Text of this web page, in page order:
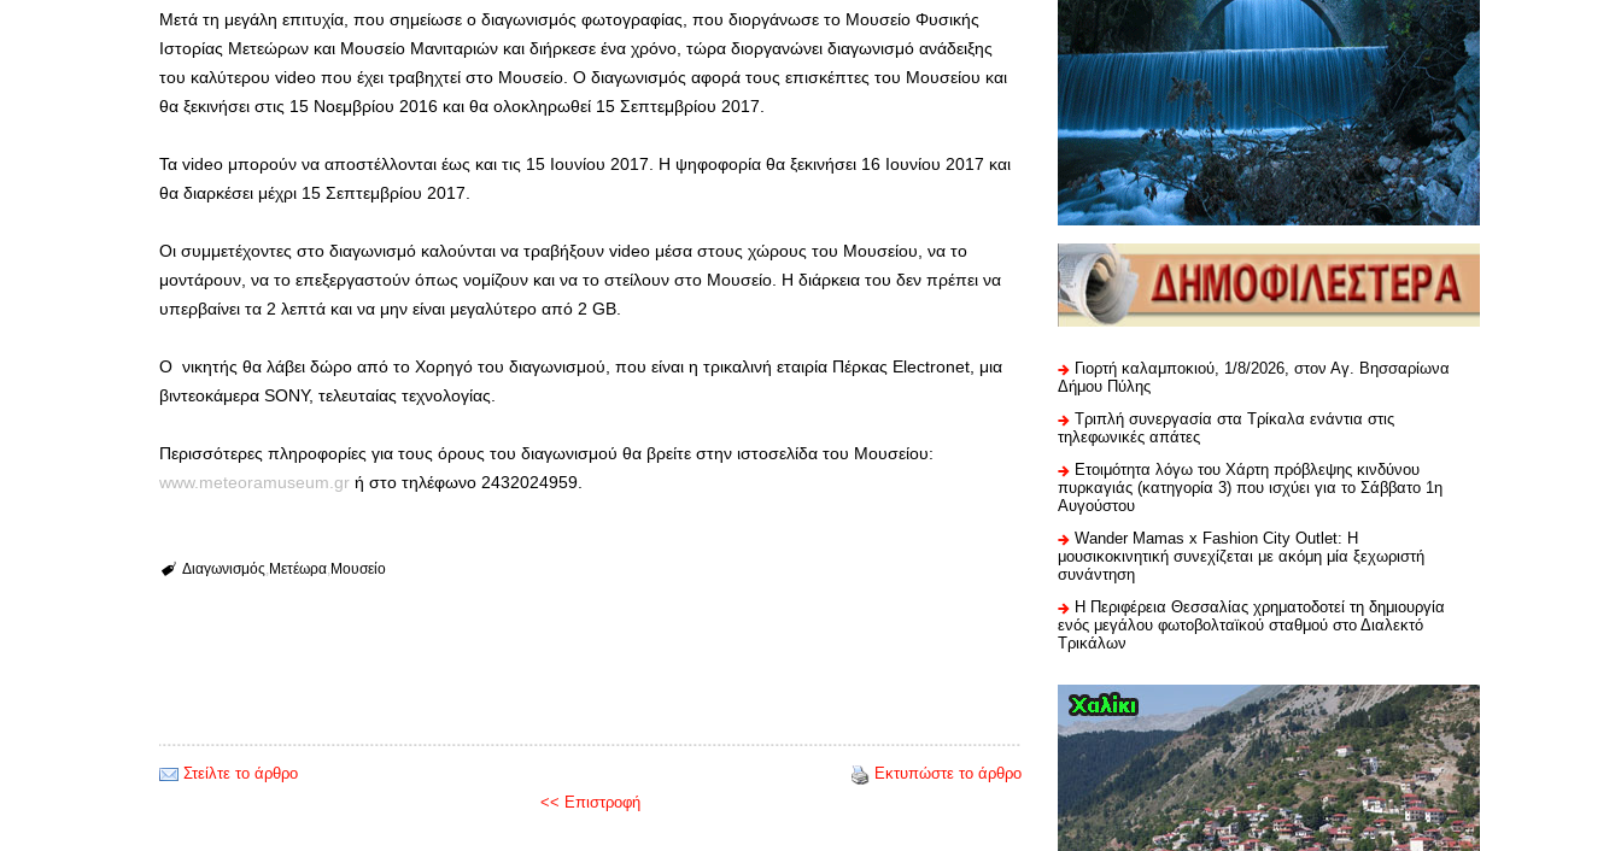
Μετά τη μεγάλη επιτυχία, που σημείωσε ο διαγωνισμός φωτογραφίας, που διοργάνωσε το Μουσείο Φυσικής
Ιστορίας Μετεώρων και Μουσείο Μανιταριών και διήρκεσε ένα χρόνο, τώρα διοργανώνει διαγωνισμό ανάδειξης
του καλύτερου video που έχει τραβηχτεί στο Μουσείο. Ο διαγωνισμός αφορά τους επισκέπτες του Μουσείου και
θα ξεκινήσει στις 15 Νοεμβρίου 2016 και θα ολοκληρωθεί 15 Σεπτεμβρίου 2017.
Τα video μπορούν να αποστέλλονται έως και τις 15 Ιουνίου 2017. Η ψηφοφορία θα ξεκινήσει 16 Ιουνίου 2017 και
θα διαρκέσει μέχρι 15 Σεπτεμβρίου 2017.
Οι συμμετέχοντες στο διαγωνισμό καλούνται να τραβήξουν video μέσα στους χώρους του Μουσείου, να το
μοντάρουν, να το επεξεργαστούν όπως νομίζουν και να το στείλουν στο Μουσείο. Η διάρκεια του δεν πρέπει να
υπερβαίνει τα 2 λεπτά και να μην είναι μεγαλύτερο από 2 GB.
Ο νικητής θα λάβει δώρο από το Χορηγό του διαγωνισμού, που είναι η τρικαλινή εταιρία Πέρκας Electronet, μια
βιντεοκάμερα SONY, τελευταίας τεχνολογίας.
Περισσότερες πληροφορίες για τους όρους του διαγωνισμού θα βρείτε στην ιστοσελίδα του Μουσείου:
www.meteoramuseum.gr ή στο τηλέφωνο 2432024959.
Διαγωνισμός Μετέωρα Μουσείο
Στείλτε το άρθρο
Εκτυπώστε το άρθρο
<< Επιστροφή
Γιορτή καλαμποκιού, 1/8/2026, στον Αγ. Βησσαρίωνα
Δήμου Πύλης
Τριπλή συνεργασία στα Τρίκαλα ενάντια στις
τηλεφωνικές απάτες
Ετοιμότητα λόγω του Χάρτη πρόβλεψης κινδύνου
πυρκαγιάς (κατηγορία 3) που ισχύει για το Σάββατο 1η
Αυγούστου
Wander Mamas x Fashion City Outlet: Η
μουσικοκινητική συνεχίζεται με ακόμη μία ξεχωριστή
συνάντηση
H Περιφέρεια Θεσσαλίας χρηματοδοτεί τη δημιουργία
ενός μεγάλου φωτοβολταϊκού σταθμού στο Διαλεκτό
Τρικάλων